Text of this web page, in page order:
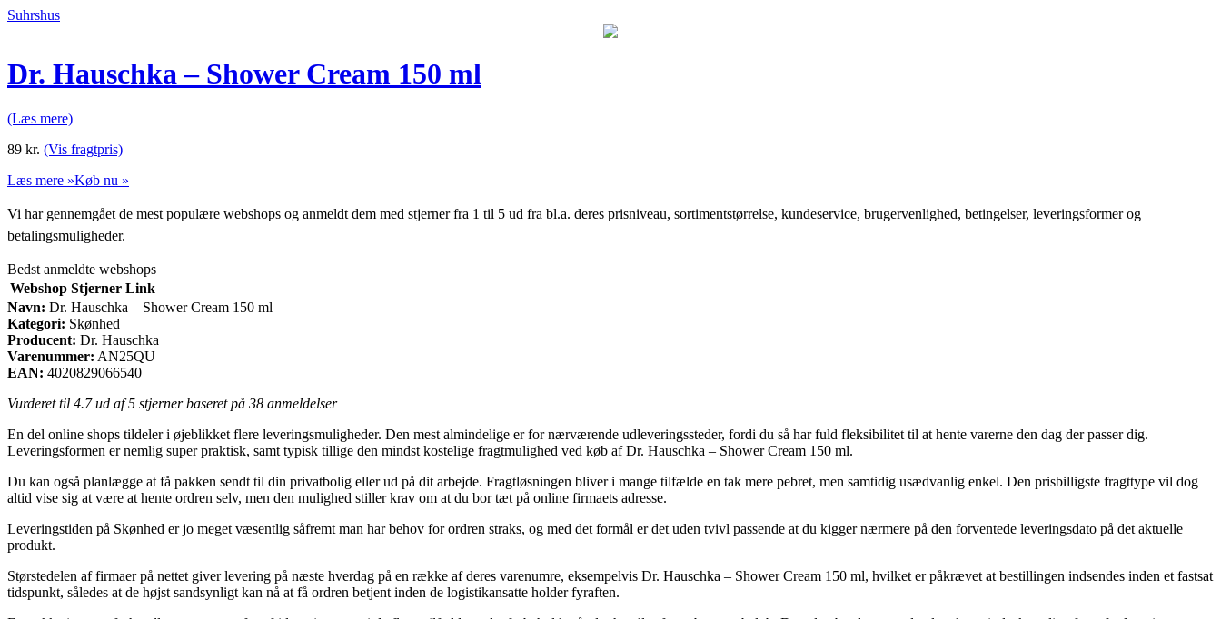
Suhrshus
Dr. Hauschka – Shower Cream 150 ml
(Læs mere)
89 kr. (Vis fragtpris)
Læs mere »Køb nu »
Vi har gennemgået de mest populære webshops og anmeldt dem med stjerner fra 1 til 5 ud fra bl.a. deres prisniveau, sortimentstørrelse, kundeservice, brugervenlighed, betingelser, leveringsformer og
betalingsmuligheder.
Bedst anmeldte webshops
Webshop Stjerner Link
Navn: Dr. Hauschka – Shower Cream 150 ml
Kategori: Skønhed
Producent: Dr. Hauschka
Varenummer: AN25QU
EAN: 4020829066540
Vurderet til 4.7ud af 5 stjerner baseret på 38 anmeldelser
En del online shops tildeler i øjeblikket flere leveringsmuligheder. Den mest almindelige er for nærværende udleveringssteder, fordi du så har fuld fleksibilitet til at hente varerne den dag der passer dig.
Leveringsformen er nemlig super praktisk, samt typisk tillige den mindst kostelige fragtmulighed ved køb af Dr. Hauschka – Shower Cream 150 ml.
Du kan også planlægge at få pakken sendt til din privatbolig eller ud på dit arbejde. Fragtløsningen bliver i mange tilfælde en tak mere pebret, men samtidig usædvanlig enkel. Den prisbilligste fragttype vil dog
altid vise sig at være at hente ordren selv, men den mulighed stiller krav om at du bor tæt på online firmaets adresse.
Leveringstiden på Skønhed er jo meget væsentlig såfremt man har behov for ordren straks, og med det formål er det uden tvivl passende at du kigger nærmere på den forventede leveringsdato på det aktuelle
produkt.
Størstedelen af firmaer på nettet giver levering på næste hverdag på en række af deres varenumre, eksempelvis Dr. Hauschka – Shower Cream 150 ml, hvilket er påkrævet at bestillingen indsendes inden et fastsat
tidspunkt, således at de højst sandsynligt kan nå at få ordren betjent inden de logistikansatte holder fyraften.